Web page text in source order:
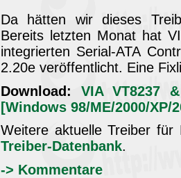
Da hätten wir dieses
Bereits letzten Monat hat
integrierten Serial-ATA
2.20e veröffentlicht. Eine
Download:
VIA VT8237
[Windows 98/ME/2000/XP/
Weitere aktuelle Treiber
Treiber-Datenbank.
-> Kommentare